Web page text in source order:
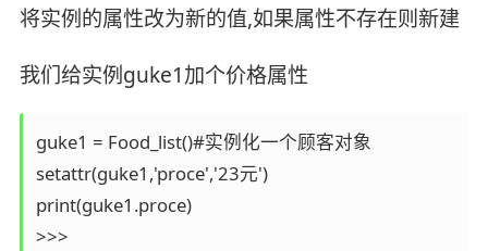
将实例的属性改为新的值,如果属性不存在则新建
我们给实例guke1加个价格属性
guke1 = Food_list()#实例化一个顾客对象
setattr(guke1,'proce','23元')
print(guke1.proce)
>>>